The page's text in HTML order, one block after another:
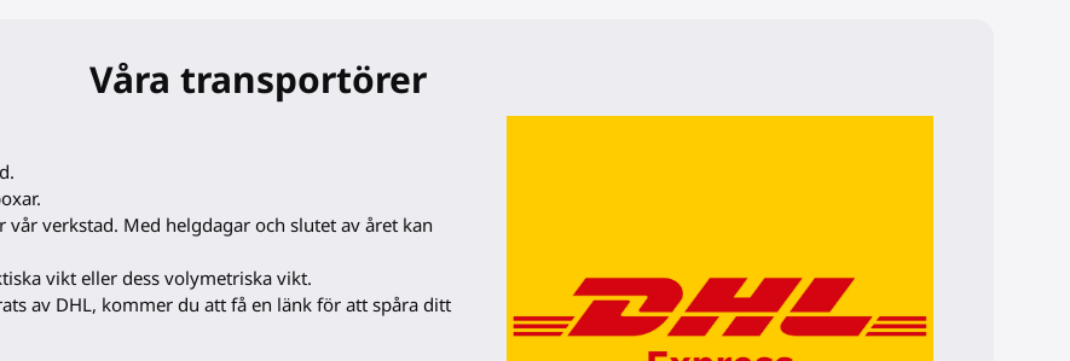
Våra transportörer
verkstad. Med helgdagar och slutet av året kan
vikt eller dess volymetriska vikt.
av DHL, kommer du att få en länk för att spåra ditt